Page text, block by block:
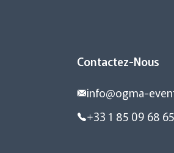
Contactez-Nous
info@ogma-
+33 1 85 09 68 65